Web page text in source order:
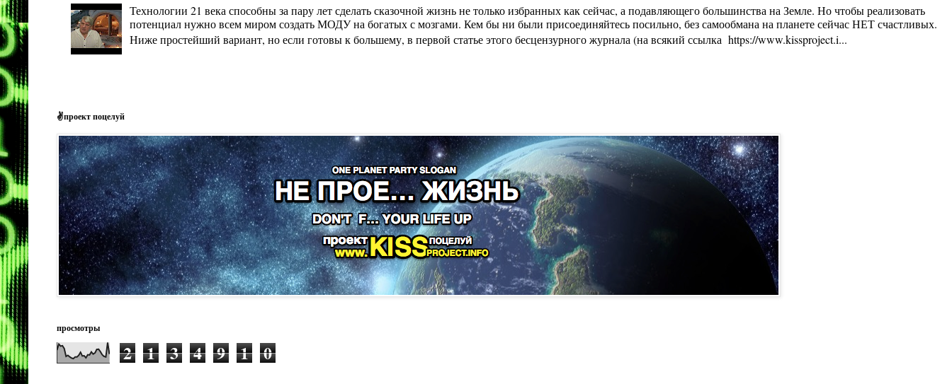
Технологии 21 века способны за пару лет сделать сказочной жизнь не только избранных как сейчас, а подавляющего большинства на Земле. Но чтобы реализовать
потенциал нужно всем миром создать МОДУ на богатых с мозгами. Кем бы ни были присоединяйтесь посильно, без самообмана на планете сейчас НЕТ счастливых.
Ниже простейший вариант, но если готовы к большему, в первой статье этого бесцензурного журнала (на всякий ссылка https://www.kissproject.i...
✌проект поцелуй
просмотры
2 1 3 4 9 1 0